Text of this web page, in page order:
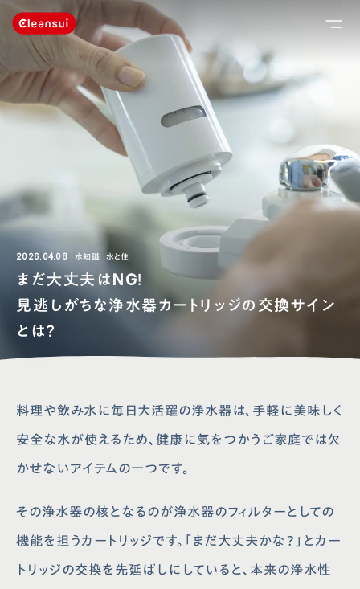
2026.04.08 水知識 水と住
まだ大丈夫はNG！
見逃しがちな浄水器カートリッジの交換サイン
とは？
料理や飲み水に毎日大活躍の浄水器は、手軽に美味しく
安全な水が使えるため、健康に気をつかうご家庭では欠
かせないアイテムの一つです。
その浄水器の核となるのが浄水器のフィルターとしての
機能を担うカートリッジです。「まだ大丈夫かな？」とカー
トリッジの交換を先延ばしにしていると、本来の浄水性